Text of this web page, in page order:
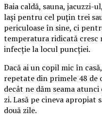
Baia caldă, sauna, jacuzzi-
lași pentru cel puțin trei
periculoase în sine, ci
temperatura ridicată cresc
infecție la locul puncției.
Dacă ai un copil mic în
repetate din primele 48 de
decât ne dăm seama
zi. Lasă pe cineva
două zile.